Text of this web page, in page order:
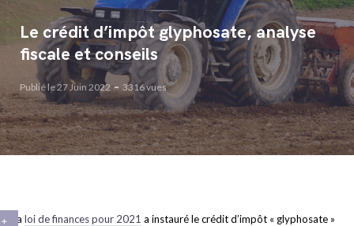
Le crédit d’impôt glyphosate, analyse
fiscale et conseils
Publié le 27 Juin 2022 3316 vues
La loi de finances pour 2021 a instauré le crédit d’impôt « glyphosate »